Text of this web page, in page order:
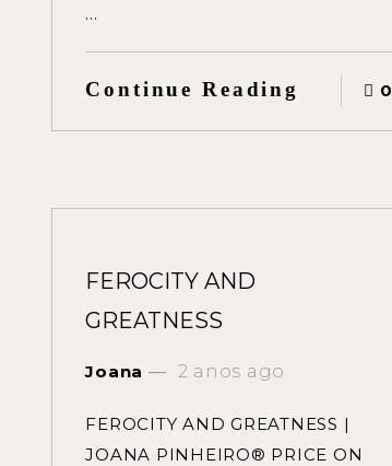
…
Continue Reading 0
FEROCITY AND
GREATNESS
Joana 2 anos ago
FEROCITY AND GREATNESS |
JOANA PINHEIRO® PRICE ON